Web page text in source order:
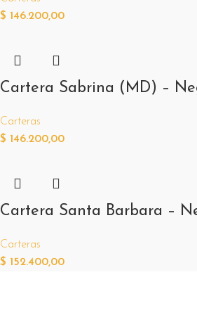
$ 146.200,00
Cartera Sabrina (MD) –
Carteras
$ 146.200,00
Cartera Santa Barbara –
Carteras
$ 152.400,00